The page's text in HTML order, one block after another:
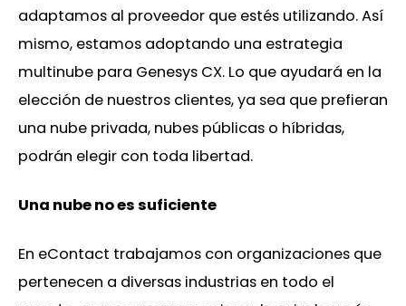
adaptamos al proveedor que estés utilizando. Así
mismo, estamos adoptando una estrategia
multinube para Genesys CX. Lo que ayudará en la
elección de nuestros clientes, ya sea que prefieran
una nube privada, nubes públicas o híbridas,
podrán elegir con toda libertad.
Una nube no es suficiente
En eContact trabajamos con organizaciones que
pertenecen a diversas industrias en todo el